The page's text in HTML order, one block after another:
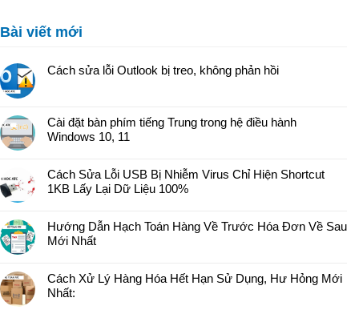
Bài viết mới
Cách sửa lỗi Outlook bị treo, không phản hồi
Cài đặt bàn phím tiếng Trung trong hệ điều hành
Windows 10, 11
Cách Sửa Lỗi USB Bị Nhiễm Virus Chỉ Hiện Shortcut
1KB Lấy Lại Dữ Liệu 100%
Hướng Dẫn Hạch Toán Hàng Về Trước Hóa Đơn Về Sau
Mới Nhất
Cách Xử Lý Hàng Hóa Hết Hạn Sử Dụng, Hư Hỏng Mới
Nhất: